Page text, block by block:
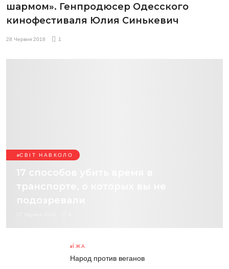
шармом». Генпродюсер Одесского
кинофестиваля Юлия Синькевич
28 Червня 2018 1
СВІТ НАВКОЛО
17 способов убить время в
транспорте, о которых вы не
подозревали
ЇЖА
Народ против веганов